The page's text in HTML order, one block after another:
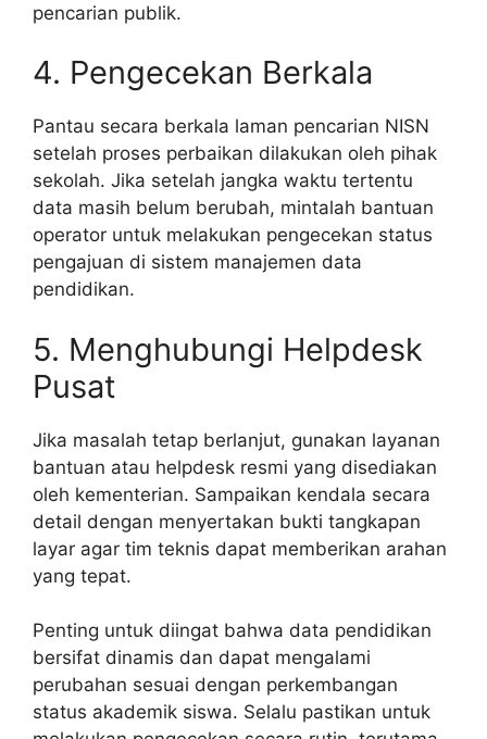
pencarian publik.
4. Pengecekan Berkala
Pantau secara berkala laman pencarian NISN
setelah proses perbaikan dilakukan oleh pihak
sekolah. Jika setelah jangka waktu tertentu
data masih belum berubah, mintalah bantuan
operator untuk melakukan pengecekan status
pengajuan di sistem manajemen data
pendidikan.
5. Menghubungi Helpdesk
Pusat
Jika masalah tetap berlanjut, gunakan layanan
bantuan atau helpdesk resmi yang disediakan
oleh kementerian. Sampaikan kendala secara
detail dengan menyertakan bukti tangkapan
layar agar tim teknis dapat memberikan arahan
yang tepat.
Penting untuk diingat bahwa data pendidikan
bersifat dinamis dan dapat mengalami
perubahan sesuai dengan perkembangan
status akademik siswa. Selalu pastikan untuk